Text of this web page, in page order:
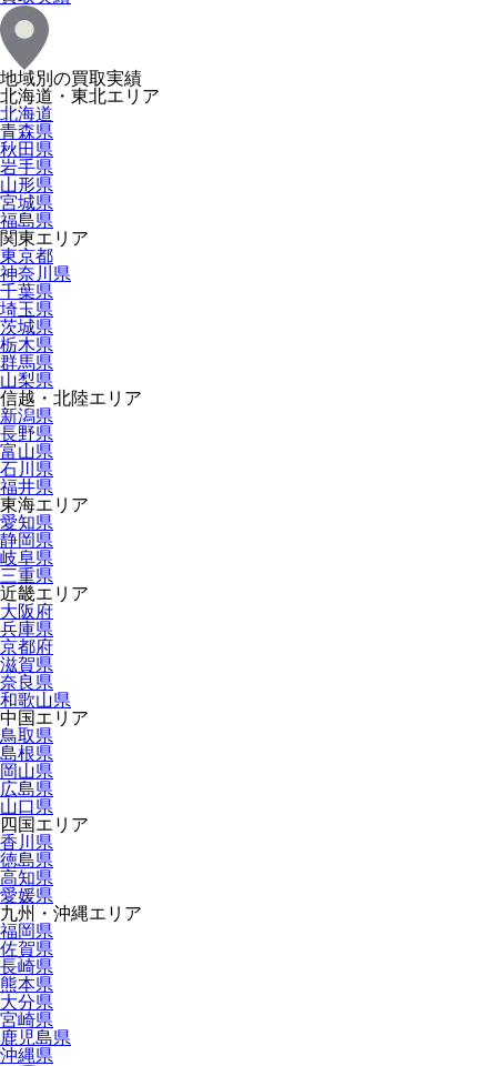
地域別の買取実績
北海道・東北エリア
北海道
青森県
秋田県
岩手県
山形県
宮城県
福島県
関東エリア
東京都
神奈川県
千葉県
埼玉県
茨城県
栃木県
群馬県
山梨県
信越・北陸エリア
新潟県
長野県
富山県
石川県
福井県
東海エリア
愛知県
静岡県
岐阜県
三重県
近畿エリア
大阪府
兵庫県
京都府
滋賀県
奈良県
和歌山県
中国エリア
鳥取県
島根県
岡山県
広島県
山口県
四国エリア
香川県
徳島県
高知県
愛媛県
九州・沖縄エリア
福岡県
佐賀県
長崎県
熊本県
大分県
宮崎県
鹿児島県
沖縄県